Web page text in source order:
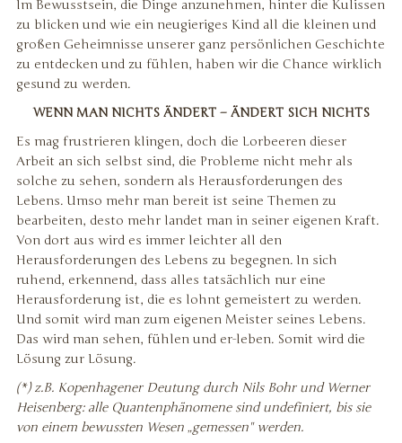
Im Bewusstsein, die Dinge anzunehmen, hinter die Kulissen
zu blicken und wie ein neugieriges Kind all die kleinen und
großen Geheimnisse unserer ganz persönlichen Geschichte
zu entdecken und zu fühlen, haben wir die Chance wirklich
gesund zu werden.
WENN MAN NICHTS ÄNDERT – ÄNDERT SICH NICHTS
Es mag frustrieren klingen, doch die Lorbeeren dieser
Arbeit an sich selbst sind, die Probleme nicht mehr als
solche zu sehen, sondern als Herausforderungen des
Lebens. Umso mehr man bereit ist seine Themen zu
bearbeiten, desto mehr landet man in seiner eigenen Kraft.
Von dort aus wird es immer leichter all den
Herausforderungen des Lebens zu begegnen. In sich
ruhend, erkennend, dass alles tatsächlich nur eine
Herausforderung ist, die es lohnt gemeistert zu werden.
Und somit wird man zum eigenen Meister seines Lebens.
Das wird man sehen, fühlen und er-leben. Somit wird die
Lösung zur Lösung.
(*) z.B. Kopenhagener Deutung durch Nils Bohr und Werner
Heisenberg: alle Quantenphänomene sind undefiniert, bis sie
von einem bewussten Wesen „gemessen" werden.